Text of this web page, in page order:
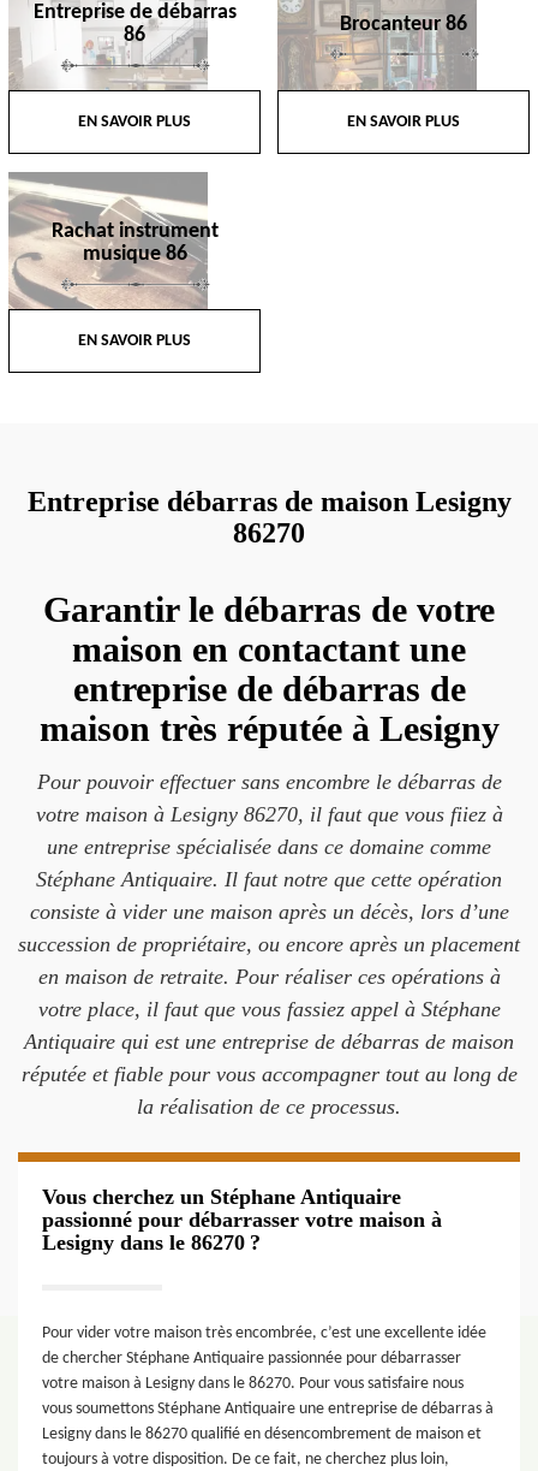
Entreprise de débarras
86
EN SAVOIR PLUS
Brocanteur 86
EN SAVOIR PLUS
Rachat instrument
musique 86
EN SAVOIR PLUS
Entreprise débarras de maison Lesigny
86270
Garantir le débarras de votre
maison en contactant une
entreprise de débarras de
maison très réputée à Lesigny
Pour pouvoir effectuer sans encombre le débarras de
votre maison à Lesigny 86270, il faut que vous fiiez à
une entreprise spécialisée dans ce domaine comme
Stéphane Antiquaire. Il faut notre que cette opération
consiste à vider une maison après un décès, lors d’une
succession de propriétaire, ou encore après un placement
en maison de retraite. Pour réaliser ces opérations à
votre place, il faut que vous fassiez appel à Stéphane
Antiquaire qui est une entreprise de débarras de maison
réputée et fiable pour vous accompagner tout au long de
la réalisation de ce processus.
Vous cherchez un Stéphane Antiquaire
passionné pour débarrasser votre maison à
Lesigny dans le 86270 ?
Pour vider votre maison très encombrée, c’est une excellente idée
de chercher Stéphane Antiquaire passionnée pour débarrasser
votre maison à Lesigny dans le 86270. Pour vous satisfaire nous
vous soumettons Stéphane Antiquaire une entreprise de débarras à
Lesigny dans le 86270 qualifié en désencombrement de maison et
toujours à votre disposition. De ce fait, ne cherchez plus loin,